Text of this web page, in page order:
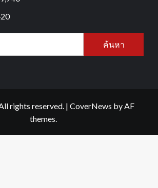
rights reserved. | CoverNews by AF
themes.